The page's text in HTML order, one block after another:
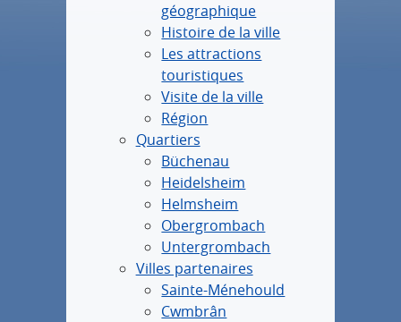
géographique
Histoire de la ville
Les attractions
touristiques
Visite de la ville
Région
Quartiers
Büchenau
Heidelsheim
Helmsheim
Obergrombach
Untergrombach
Villes partenaires
Sainte-Ménehould
Cwmbrân